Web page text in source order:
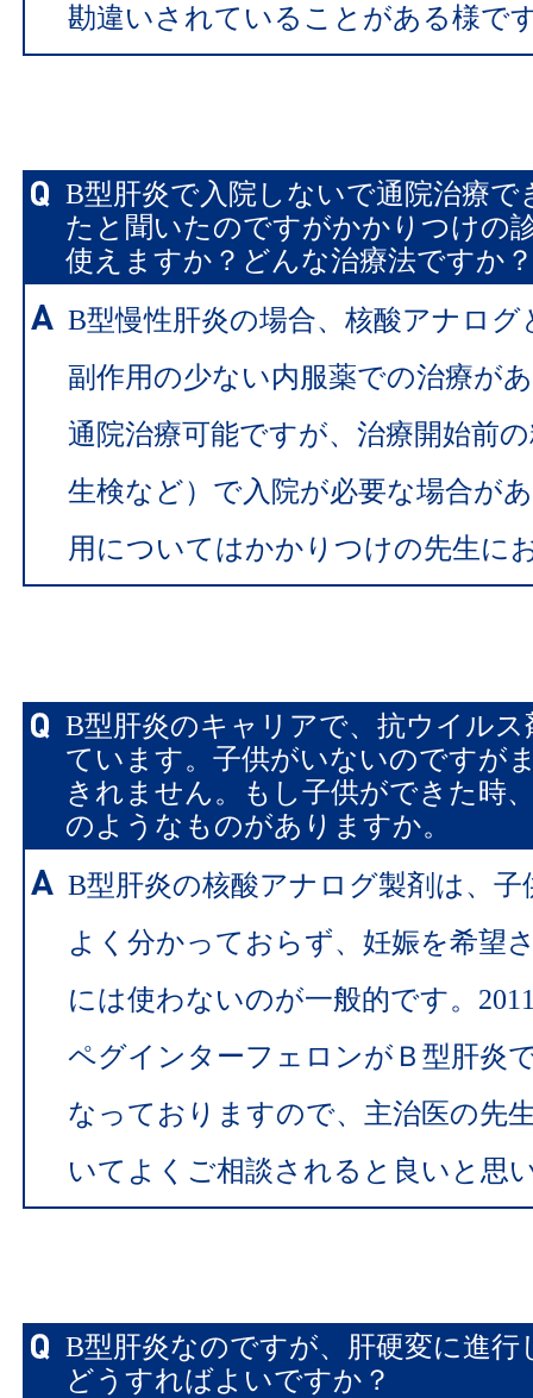
勘違いされていることがある様で
B型肝炎で入院しないで通院治療で
たと聞いたのですがかかりつけの
使えますか？どんな治療法ですか
B型慢性肝炎の場合、核酸アナログ
副作用の少ない内服薬での治療が
通院治療可能ですが、治療開始前
生検など）で入院が必要な場合が
用についてはかかりつけの先生に
B型肝炎のキャリアで、抗ウイル
ています。子供がいないのですが
きれません。もし子供ができた時
のようなものがありますか。
B型肝炎の核酸アナログ製剤は、子
よく分かっておらず、妊娠を希望
には使わないのが一般的です。
ペグインターフェロンがＢ型肝炎
なっておりますので、主治医の先
いてよくご相談されると良いと思
B型肝炎なのですが、肝硬変に進行
どうすればよいですか？